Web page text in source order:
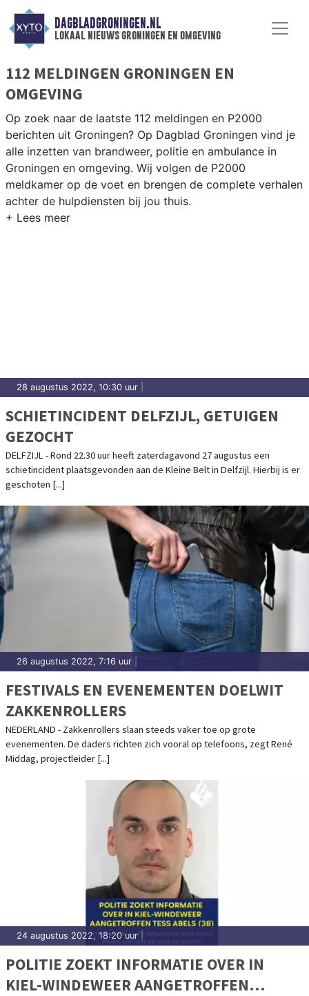
DAGBLADGRONINGEN.NL
lokaal nieuws groningen en omgeving
112 MELDINGEN GRONINGEN EN
OMGEVING
Op zoek naar de laatste 112 meldingen en P2000
berichten uit Groningen? Op Dagblad Groningen vind je
alle inzetten van brandweer, politie en ambulance in
Groningen en omgeving. Wij volgen de P2000
meldkamer op de voet en brengen de complete verhalen
achter de hulpdiensten bij jou thuis.
28 augustus 2022, 10:30 uur
SCHIETINCIDENT DELFZIJL, GETUIGEN
GEZOCHT
DELFZIJL - Rond 22.30 uur heeft zaterdagavond 27 augustus een
schietincident plaatsgevonden aan de Kleine Belt in Delfzijl. Hierbij is er
geschoten [...]
26 augustus 2022, 7:16 uur
FESTIVALS EN EVENEMENTEN DOELWIT
ZAKKENROLLERS
NEDERLAND - Zakkenrollers slaan steeds vaker toe op grote
evenementen. De daders richten zich vooral op telefoons, zegt René
Middag, projectleider [...]
24 augustus 2022, 18:20 uur
POLITIE ZOEKT INFORMATIE OVER IN
KIEL-WINDEWEER AANGETROFFEN